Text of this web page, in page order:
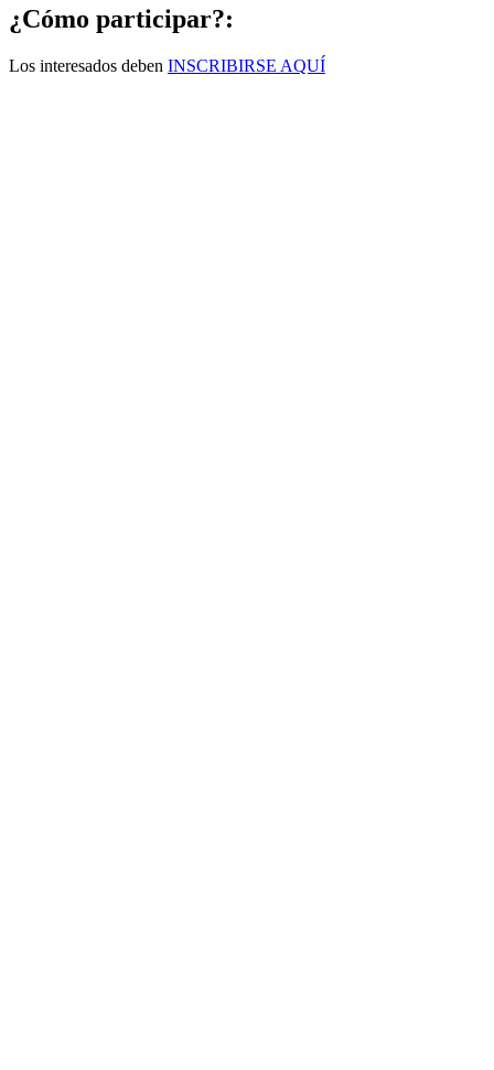
¿Cómo participar?:
Los interesados deben INSCRIBIRSE AQUÍ